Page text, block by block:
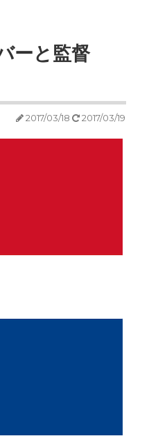
ーと監督
2017/03/18 2017/03/19